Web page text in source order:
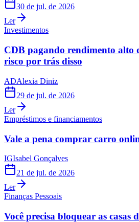
30 de jul. de 2026
Ler
Investimentos
CDB pagando rendimento alto
risco por trás disso
ADAlexia Diniz
29 de jul. de 2026
Ler
Empréstimos e financiamentos
Vale a pena comprar carro
IGIsabel Gonçalves
21 de jul. de 2026
Ler
Finanças Pessoais
Você precisa bloquear as casas